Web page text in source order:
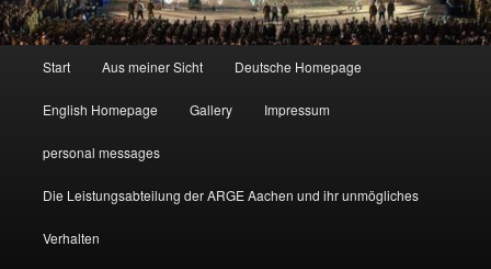
Start Aus meiner Sicht Deutsche Homepage
English Homepage Gallery Impressum
personal messages
Die Leistungsabteilung der ARGE Aachen und ihr unmögliches
Verhalten